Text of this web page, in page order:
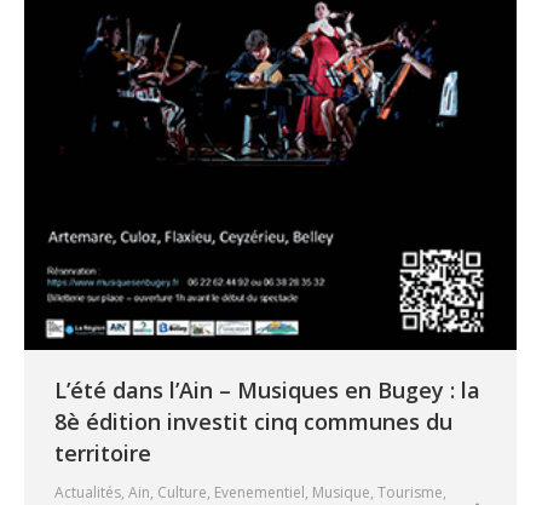
L’été dans l’Ain – Musiques en Bugey : la
8è édition investit cinq communes du
territoire
Actualités, Ain, Culture, Evenementiel, Musique, Tourisme,